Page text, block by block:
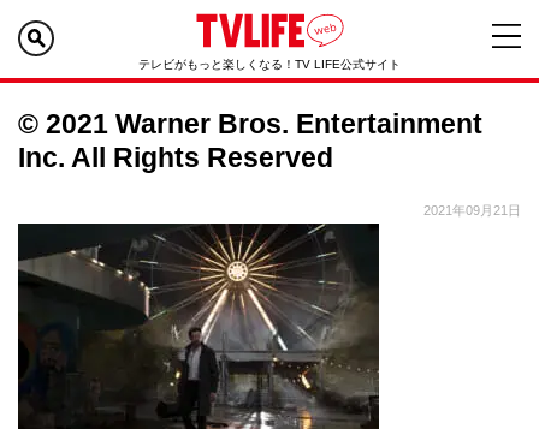
テレビがもっと楽しくなる！TV LIFE公式サイト
© 2021 Warner Bros. Entertainment
Inc. All Rights Reserved
2021年09月21日